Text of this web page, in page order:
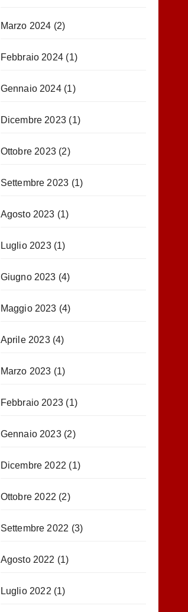
Marzo 2024 (2)
Febbraio 2024 (1)
Gennaio 2024(1)
Dicembre 2023 (1)
Ottobre 2023(2)
Settembre 2023 (1)
Agosto 2023 (1)
Luglio 2023(1)
Giugno 2023 (4)
Maggio 2023 (4)
Aprile 2023(4)
Marzo 2023 (1)
Febbraio 2023 (1)
Gennaio 2023(2)
Dicembre 2022 (1)
Ottobre 2022 (2)
Settembre 2022 (3)
Agosto 2022 (1)
Luglio 2022 (1)